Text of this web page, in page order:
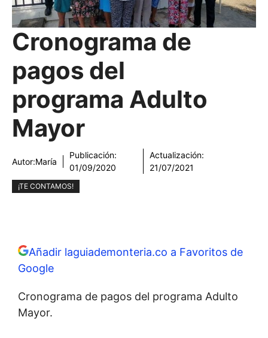
Cronograma de
pagos del
programa Adulto
Mayor
Autor:María
Publicación:
01/09/2020
Actualización:
21/07/2021
¡TE CONTAMOS!
Añadir laguiademonteria.co a Favoritos de
Google
Cronograma de pagos del programa Adulto
Mayor.